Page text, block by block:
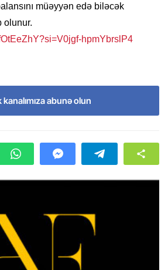
müəyyən edə biləcək
olunur.
hpmYbrslP4
abunə olun